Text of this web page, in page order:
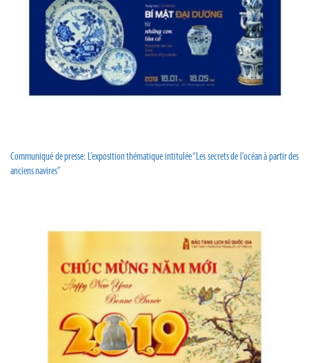
Communiqué de presse: L’exposition thématique intitulée “Les secrets de l’océan à partir des
anciens navires”